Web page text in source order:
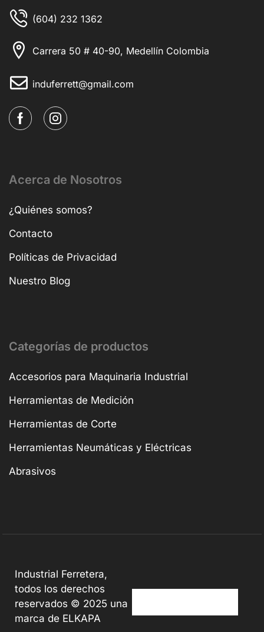
(604) 232 1362
Carrera 50 # 40-90, Medellín Colombia
induferrett@gmail.com
Acerca de Nosotros
¿Quiénes somos?
Contacto
Políticas de Privacidad
Nuestro Blog
Categorías de productos
Accesorios para Maquinaria Industrial
Herramientas de Medición
Herramientas de Corte
Herramientas Neumáticas y Eléctricas
Abrasivos
Industrial Ferretera,
todos los derechos
reservados © 2025 una
marca de ELKAPA